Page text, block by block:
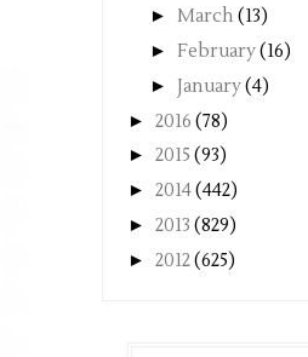
► March (13)
► February(16)
► January(4)
► 2016 (78)
► 2015 (93)
► 2014(442)
► 2013 (829)
► 2012(625)